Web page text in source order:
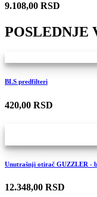
9.108,00 RSD
POSLEDNJE
BLS predfilteri
420,00 RSD
Unutrašnji otirač GUZZLER -
12.348,00 RSD